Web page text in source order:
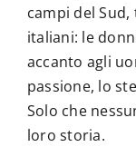
campi del Sud,
italiani: le
accanto agli
passione, lo
Solo che
loro storia.